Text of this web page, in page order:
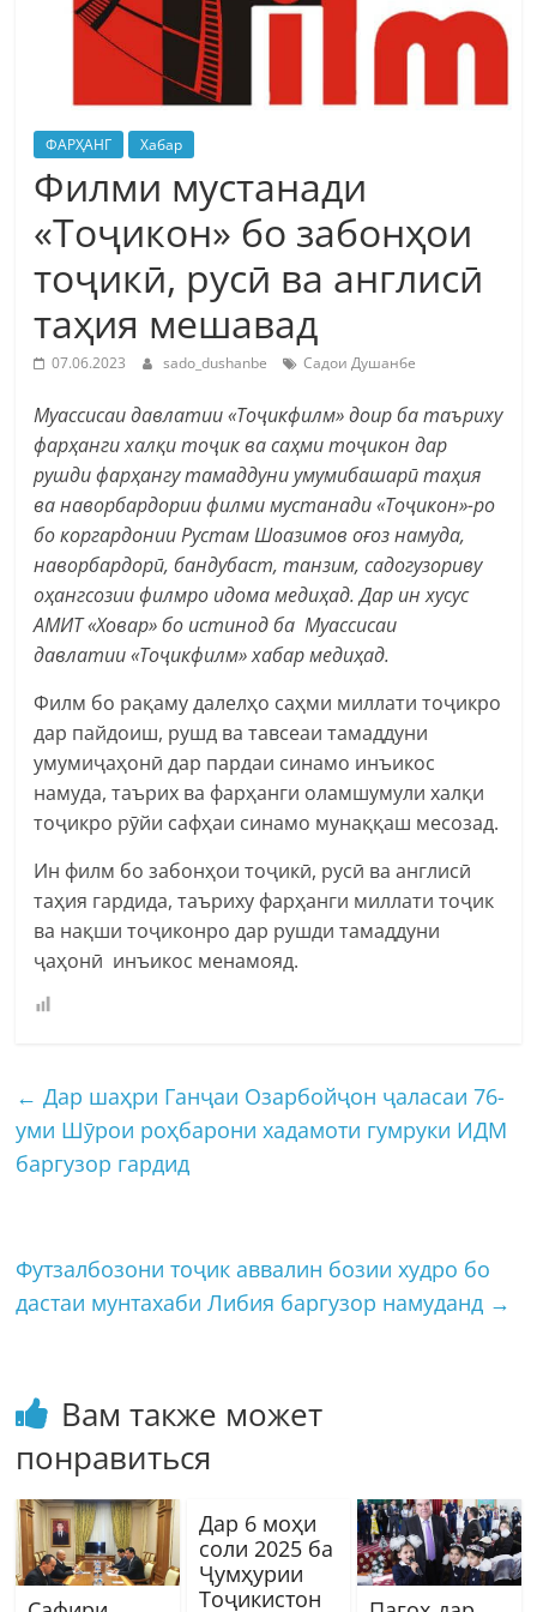
ФАРҲАНГ Хабар
Филми мустанади
«Тоҷикон» бо забонҳои
тоҷикӣ, русӣ ва англисӣ
таҳия мешавад
07.06.2023 sado_dushanbe Садои Душанбе
Муассисаи давлатии«Тоҷикфилм»доир ба таъриху
фарҳанги халқи тоҷик ва саҳми тоҷикон дар
рушди фарҳангу тамаддуни умумибашарӣ таҳия
ва наворбардории филми мустанади«Тоҷикон»-ро
бо коргардонии Рустам Шоазимов оғоз намуда,
наворбардорӣ, бандубаст, танзим, садогузориву
оҳангсозии филмро идома медиҳад. Дар ин хусус
АМИТ«Ховар» бо истинод ба Муассисаи
давлатии«Тоҷикфилм»хабар медиҳад.
Филм бо рақаму далелҳо саҳми миллати тоҷикро
дар пайдоиш, рушд ва тавсеаи тамаддуни
умумиҷаҳонӣ дар пардаи синамо инъикос
намуда, таърих ва фарҳанги оламшумули халқи
тоҷикро рӯйи сафҳаи синамо мунаққаш месозад.
Ин филм бо забонҳои тоҷикӣ, русӣ ва англисӣ
таҳия гардида, таъриху фарҳанги миллати тоҷик
ва нақши тоҷиконро дар рушди тамаддуни
ҷаҳонӣ инъикос менамояд.
← Дар шаҳри Ганҷаи Озарбойҷон ҷаласаи 76-
уми Шӯрои роҳбарони хадамоти гумруки ИДМ
баргузор гардид
Футзалбозони тоҷик аввалин бозии худро бо
дастаи мунтахаби Либия баргузор намуданд →
Вам также может
понравиться
Дар 6 моҳи
соли 2025 ба
Ҷумҳурии
Тоҷикистон